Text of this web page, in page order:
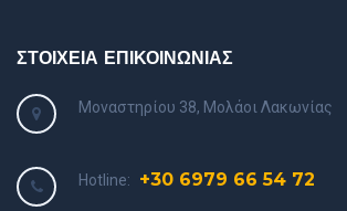
ΣΤΟΙΧΕΙΑ ΕΠΙΚΟΙΝΩΝΙΑΣ
Μοναστηρίου 38, Μολάοι Λακωνίας
Hotline: +30 6979 66 54 72